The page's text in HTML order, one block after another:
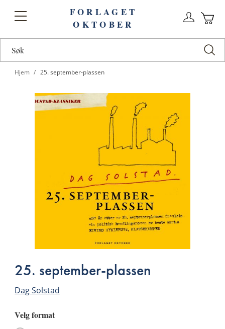
Toggle
FORLAGET
OKTOBER
Hjem 25. september-plassen
25. september-plassen
Dag Solstad
Velg format